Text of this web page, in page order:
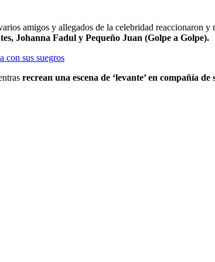
amigos y allegados de la celebridad reaccionaron y
Johanna Fadul y Pequeño Juan (Golpe a Golpe).
con sus suegros
recrean una escena de ‘levante’ en compañía